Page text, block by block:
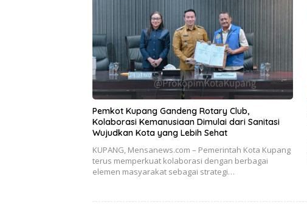
Pemkot Kupang Gandeng Rotary Club,
Kolaborasi Kemanusiaan Dimulai dari Sanitasi
Wujudkan Kota yang Lebih Sehat
KUPANG, Mensanews.com – Pemerintah Kota Kupang
terus memperkuat kolaborasi dengan berbagai
elemen masyarakat sebagai strategi…